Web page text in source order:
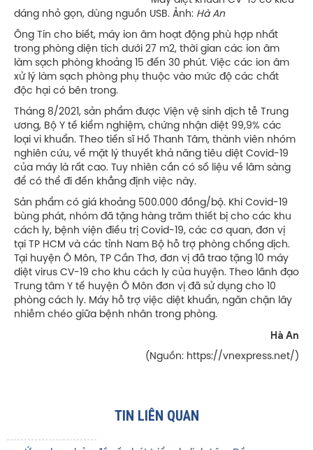
dáng nhỏ gọn, dùng nguồn USB. Ảnh: Hà An
Ông Tín cho biết, máy ion âm hoạt động phù hợp nhất
trong phòng diện tích dưới 27 m2, thời gian các ion âm
làm sạch phòng khoảng 15 đến 30 phút. Việc các ion âm
xử lý làm sạch phòng phụ thuộc vào mức độ các chất
độc hại có bên trong.
Tháng 8/2021, sản phẩm được Viện vệ sinh dịch tễ Trung
ương, Bộ Y tế kiểm nghiệm, chứng nhận diệt 99,9% các
loại vi khuẩn. Theo tiến sĩ Hồ Thanh Tâm, thành viên nhóm
nghiên cứu, về mặt lý thuyết khả năng tiêu diệt Covid-19
của máy là rất cao. Tuy nhiên cần có số liệu về lâm sàng
để có thể đi đến khẳng định việc này.
Sản phẩm có giá khoảng 500.000 đồng/bộ. Khi Covid-19
bùng phát, nhóm đã tặng hàng trăm thiết bị cho các khu
cách ly, bệnh viện điều trị Covid-19, các cơ quan, đơn vị
tại TP HCM và các tỉnh Nam Bộ hỗ trợ phòng chống dịch.
Tại huyện Ô Môn, TP Cần Thơ, đơn vị đã trao tặng 10 máy
diệt virus CV-19 cho khu cách ly của huyện. Theo lãnh đạo
Trung tâm Y tế huyện Ô Môn đơn vị đã sử dụng cho 10
phòng cách ly. Máy hỗ trợ việc diệt khuẩn, ngăn chặn lây
nhiễm chéo giữa bệnh nhân trong phòng.
Hà An
(Nguồn: https://vnexpress.net/)
TIN LIÊN QUAN